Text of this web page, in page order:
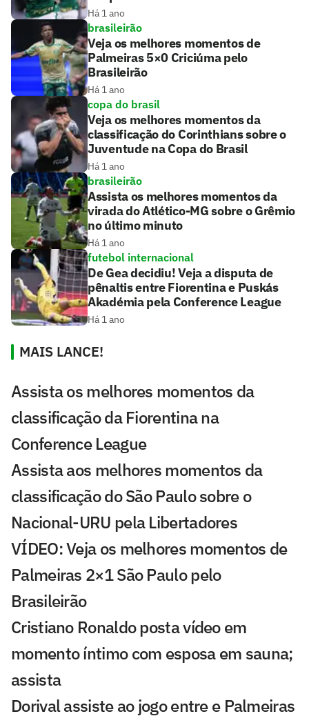
Há 1 ano
brasileirão
Veja os melhores momentos de
Palmeiras 5×0 Criciúma pelo
Brasileirão
Há 1 ano
copa do brasil
Veja os melhores momentos da
classificação do Corinthians sobre o
Juventude na Copa do Brasil
Há 1 ano
brasileirão
Assista os melhores momentos da
virada do Atlético-MG sobre o Grêmio
no último minuto
Há 1 ano
futebol internacional
De Gea decidiu! Veja a disputa de
pênaltis entre Fiorentina e Puskás
Akadémia pela Conference League
Há 1 ano
MAIS LANCE!
Assista os melhores momentos da
classificação da Fiorentina na
Conference League
Assista aos melhores momentos da
classificação do São Paulo sobre o
Nacional-URU pela Libertadores
VÍDEO: Veja os melhores momentos de
Palmeiras 2×1 São Paulo pelo
Brasileirão
Cristiano Ronaldo posta vídeo em
momento íntimo com esposa em sauna;
assista
Dorival assiste ao jogo entre e Palmeiras